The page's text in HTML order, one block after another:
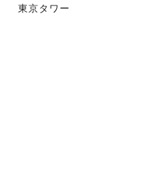
東京タワー